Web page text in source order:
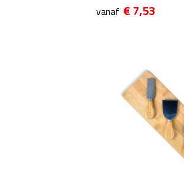
vanaf € 7,53